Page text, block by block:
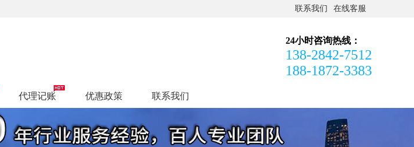
联系我们 在线客服
24小时咨询热线：
138-2842-7512
188-1872-3383
代理记账 优惠政策 联系我们